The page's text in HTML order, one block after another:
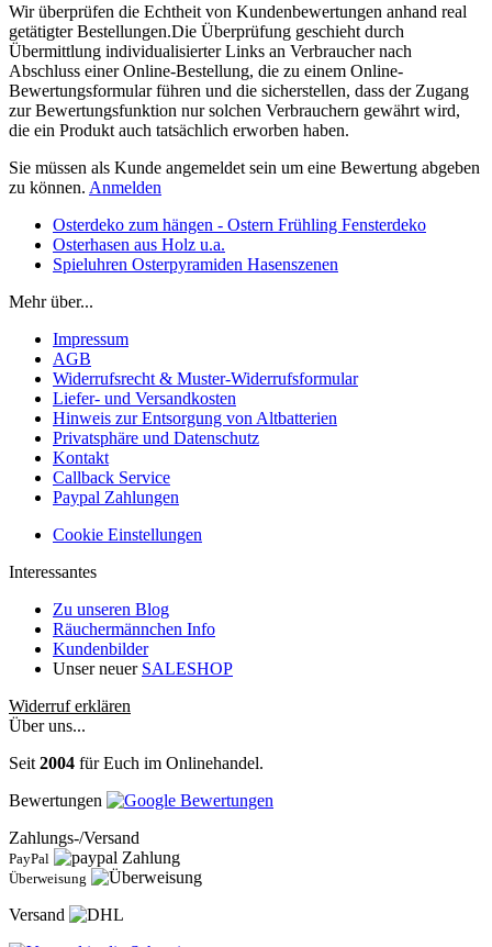
Wir überprüfen die Echtheit von Kundenbewertungen anhand real
getätigter Bestellungen.Die Überprüfung geschieht durch
Übermittlung individualisierter Links an Verbraucher nach
Abschluss einer Online-Bestellung, die zu einem Online-
Bewertungsformular führen und die sicherstellen, dass der Zugang
zur Bewertungsfunktion nur solchen Verbrauchern gewährt wird,
die ein Produkt auch tatsächlich erworben haben.
Sie müssen als Kunde angemeldet sein um eine Bewertung abgeben
zu können. Anmelden
Osterdeko zum hängen - Ostern Frühling Fensterdeko
Osterhasen aus Holz u.a.
Spieluhren Osterpyramiden Hasenszenen
Mehr über...
Impressum
AGB
Widerrufsrecht & Muster-Widerrufsformular
Liefer- und Versandkosten
Hinweis zur Entsorgung von Altbatterien
Privatsphäre und Datenschutz
Kontakt
Callback Service
Paypal Zahlungen
Cookie Einstellungen
Interessantes
Zu unseren Blog
Räuchermännchen Info
Kundenbilder
Unser neuer SALESHOP
Widerruf erklären
Über uns...
Seit 2004 für Euch im Onlinehandel.
Bewertungen
Zahlungs-/Versand
PayPal
Überweisung
Versand